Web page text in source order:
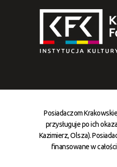
Posiadaczom
przysługuje po ich
Kazimierz, Olsza).
finansowane w